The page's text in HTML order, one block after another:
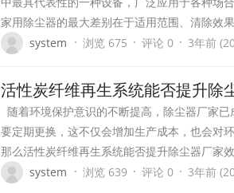
家用除尘器的最大差别在于适用范围、清除效
system · 浏览 675 · 评论 0 · 3年前
活性炭纤维再生系统能否提升除
随着环境保护意识的不断提高，除尘器厂家
要定期更换，这不仅会增加生产成本，也会对
那么活性炭纤维再生系统能否提升除尘器厂家
system · 浏览 639 · 评论 0 · 3年前